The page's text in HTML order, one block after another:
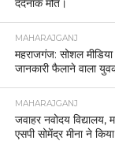
दर्दनाक मौत।
MAHARAJGANJ
महराजगंज: सोशल
जानकारी फैलाने वाला
MAHARAJGANJ
जवाहर नवोदय विद्यालय,
एसपी सोमेंद्र मीना ने